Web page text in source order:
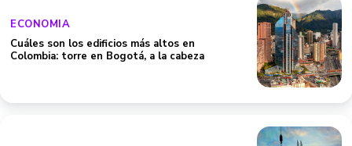
ECONOMIA
Cuáles son los edificios más altos en
Colombia: torre en Bogotá, a la cabeza